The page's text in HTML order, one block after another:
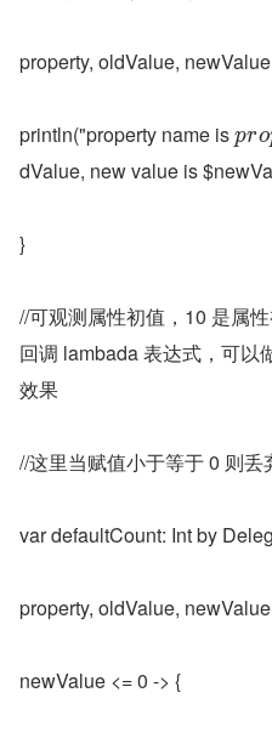
property, oldValue,
println("property name is pro
dValue, new value is
}
//可观测属性初值，10 是属
回调 lambada 表达式，可以
效果
//这里当赋值小于等于 0 则丢
var defaultCount: Int by
property, oldValue,
newValue <= 0 -> {